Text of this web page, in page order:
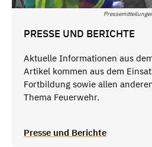
PRESSE UND BERICHTE
Aktuelle Informationen aus
Artikel kommen aus dem
Fortbildung sowie allen
Thema Feuerwehr.
Presse und Berichte